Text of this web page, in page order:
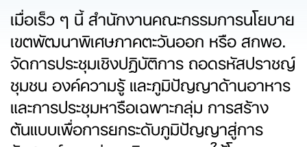
เมื่อเร็ว ๆ นี้ สำนักงานคณะกรรมการนโยบาย
เขตพัฒนาพิเศษภาคตะวันออก หรือ สกพอ.
จัดการประชุมเชิงปฏิบัติการ ถอดรหัสปราชญ์
ชุมชน องค์ความรู้ และภูมิปัญญาด้านอาหาร
และการประชุมหารือเฉพาะกลุ่ม การสร้าง
ต้นแบบเพื่อการยกระดับภูมิปัญญาสู่การ